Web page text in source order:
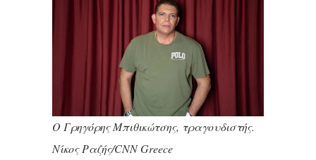
Ο Γρηγόρης Μπιθικώτσης, τραγουδιστής.
Νίκος Ραζής/CNN Greece